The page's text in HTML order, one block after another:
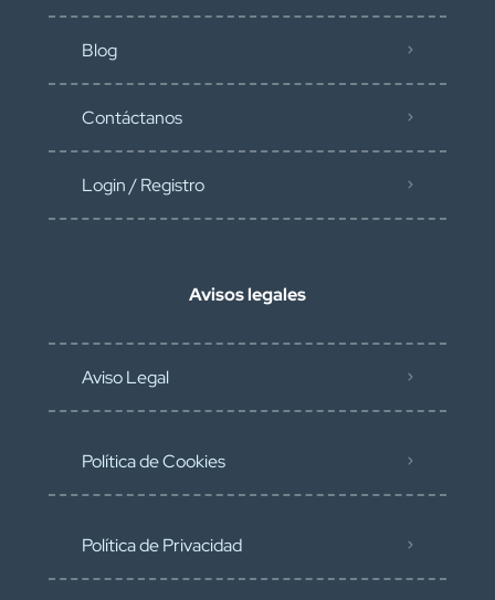
Blog
Contáctanos
Login / Registro
Avisos legales
Aviso Legal
Política de Cookies
Política de Privacidad